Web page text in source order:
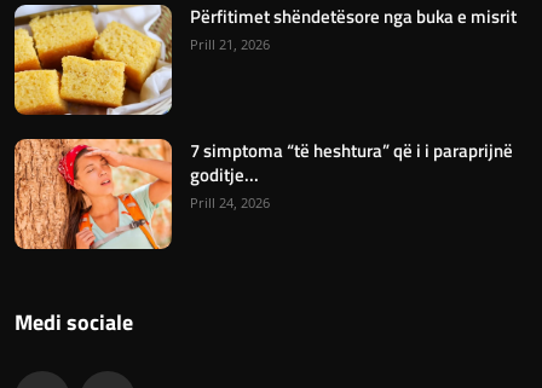
Përfitimet shëndetësore nga buka e misrit
Prill 21, 2026
7 simptoma “të heshtura” që i i paraprijnë
goditje...
Prill 24, 2026
Medi sociale